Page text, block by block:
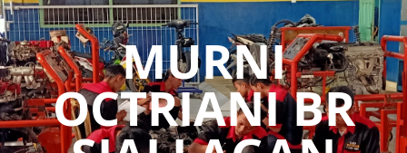
MURNI
OCTRIANI BR